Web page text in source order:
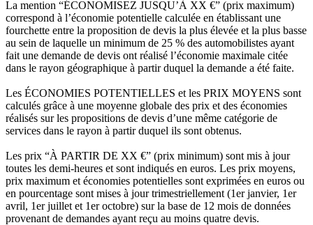
La mention “ÉCONOMISEZ JUSQU’À XX €” (prix maximum)
correspond à l’économie potentielle calculée en établissant une
fourchette entre la proposition de devis la plus élevée et la plus basse
au sein de laquelle un minimum de 25 % des automobilistes ayant
fait une demande de devis ont réalisé l’économie maximale citée
dans le rayon géographique à partir duquel la demande a été faite.
Les ÉCONOMIES POTENTIELLES et les PRIX MOYENS sont
calculés grâce à une moyenne globale des prix et des économies
réalisés sur les propositions de devis d’une même catégorie de
services dans le rayon à partir duquel ils sont obtenus.
Les prix “À PARTIR DE XX €” (prix minimum) sont mis à jour
toutes les demi-heures et sont indiqués en euros. Les prix moyens,
prix maximum et économies potentielles sont exprimées en euros ou
en pourcentage sont mises à jour trimestriellement (1er janvier, 1er
avril, 1er juillet et 1er octobre) sur la base de 12 mois de données
provenant de demandes ayant reçu au moins quatre devis.